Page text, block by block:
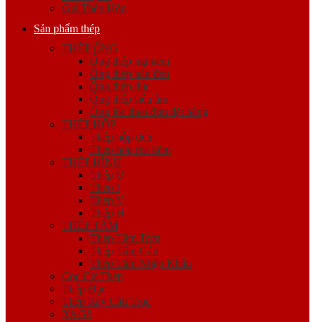
Giá Thép Hộp
Sản phẩm thép
THÉP ỐNG
Ống thép mạ kẽm
Ống thép hàn đen
Ống thép đúc
Ống thép siêu âm
Ống lốc theo đơn đặt hàng
THÉP HỘP
Thép hộp đen
Thép hộp mạ kẽm
THÉP HÌNH
Thép U
Thép I
Thép V
Thép H
THÉP TẤM
Thép Tấm Trơn
Thép Tấm Gân
Thép Tấm Nhập Khẩu
Cọc Cừ Thép
Thép Đặc
Thép Ray Cầu Trục
Xà Gồ